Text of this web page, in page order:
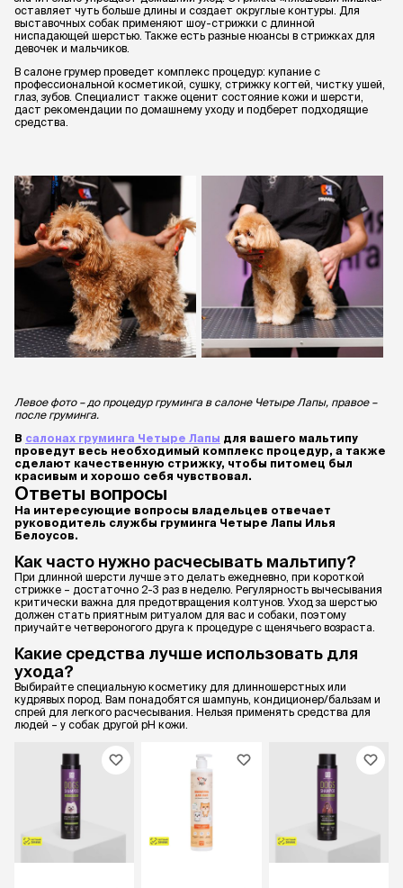
оставляет чуть больше длины и создает округлые контуры. Для
выставочных собак применяют шоу-стрижки с длинной
ниспадающей шерстью. Также есть разные нюансы в стрижках для
девочек и мальчиков.
В салоне грумер проведет комплекс процедур: купание с
профессиональной косметикой, сушку, стрижку когтей, чистку ушей,
глаз, зубов. Специалист также оценит состояние кожи и шерсти,
даст рекомендации по домашнему уходу и подберет подходящие
средства.
Левое фото – до процедур груминга в салоне Четыре Лапы, правое –
после груминга.
В салонах груминга Четыре Лапы для вашего мальтипу
проведут весь необходимый комплекс процедур, а также
сделают качественную стрижку, чтобы питомец был
красивым и хорошо себя чувствовал.
Ответы вопросы
На интересующие вопросы владельцев отвечает
руководитель службы груминга Четыре Лапы Илья
Белоусов.
Как часто нужно расчесывать мальтипу?
При длинной шерсти лучше это делать ежедневно, при короткой
стрижке – достаточно 2-3 раз в неделю. Регулярность вычесывания
критически важна для предотвращения колтунов. Уход за шерстью
должен стать приятным ритуалом для вас и собаки, поэтому
приучайте четвероногого друга к процедуре с щенячьего возраста.
Какие средства лучше использовать для
ухода?
Выбирайте специальную косметику для длинношерстных или
кудрявых пород. Вам понадобятся шампунь, кондиционер/бальзам и
спрей для легкого расчесывания. Нельзя применять средства для
людей – у собак другой pH кожи.